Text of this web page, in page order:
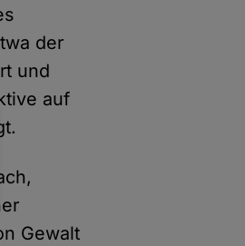
der
und
auf
Gewalt